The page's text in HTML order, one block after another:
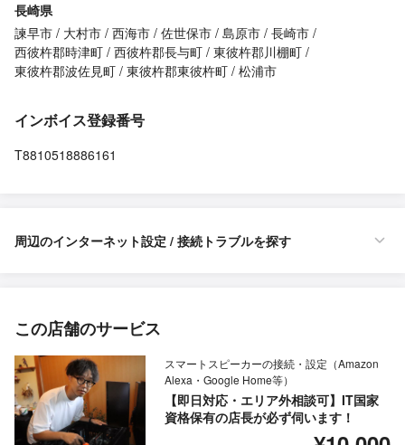
長崎県
諫早市
大村市 西海市 佐世保市 島原市 長崎市
西彼杵郡時津町 西彼杵郡長与町 東彼杵郡川棚町
東彼杵郡波佐見町 東彼杵郡東彼杵町 松浦市
インボイス登録番号
T8810518886161
周辺のインターネット設定 / 接続トラブルを探す
この店舗のサービス
スマートスピーカーの接続・設定（Amazon
Alexa・Google Home等）
【即日対応・エリア外相談可】IT国家
資格保有の店長が必ず伺います！